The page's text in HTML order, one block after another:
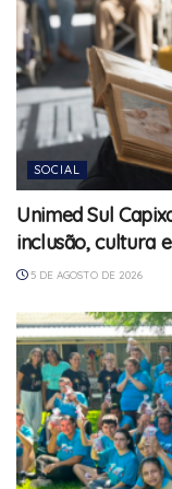
SOCIAL
Unimed Sul
inclusão, cultura
5 DE AGOSTO DE 2026